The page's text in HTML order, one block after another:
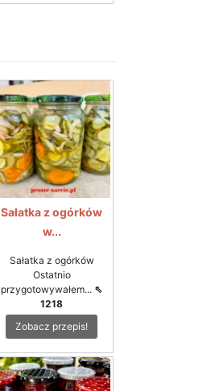
Sałatka z ogórków
w...
Sałatka z ogórków
Ostatnio
przygotowywałem... ⇖
1218
Zobacz przepis!